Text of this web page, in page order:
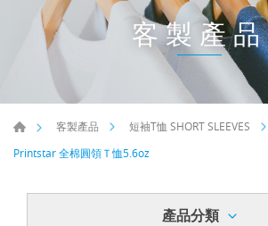
客製產品
客製產品
短袖T恤 SHORT SLEEVES
Printstar 全棉圓領Ｔ恤5.6oz
產品分類